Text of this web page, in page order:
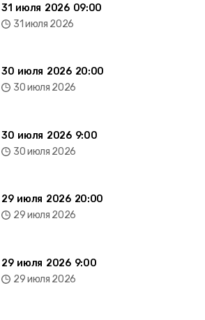
31 июля 2026 09:00
31 июля 2026
30 июля 2026 20:00
30 июля 2026
30 июля 2026 9:00
30 июля 2026
29 июля 2026 20:00
29 июля 2026
29 июля 2026 9:00
29 июля 2026